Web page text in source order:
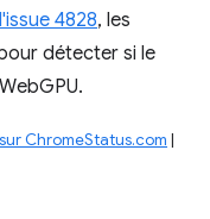
4828, les
détecter si le
ChromeStatus.com |